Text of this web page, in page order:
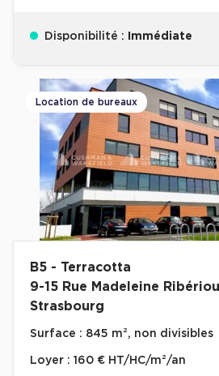
Disponibilité : Immédiate
Location de bureaux
B5 - Terracotta
9-15 Rue Madeleine
Strasbourg
Surface : 845 m², non divisibles
Loyer : 160 € HT/HC/m²/an